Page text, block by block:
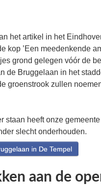
het artikel in het
kop ’Een meedenkende
grond gelegen vóór de
Bruggelaan in het
groenstrook zullen
staan heeft onze
slecht onderhouden.
in De Tempel
aan de